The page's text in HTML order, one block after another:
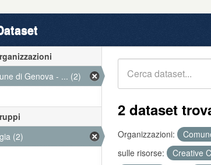
2 dataset
Organizzazioni:
sulle risorse:
Creative
di Genova - ... (2)
(2)